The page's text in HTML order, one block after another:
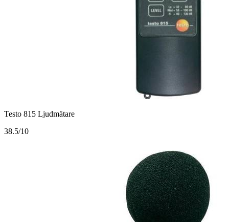
Testo 815 Ljudmätare
38.5/10